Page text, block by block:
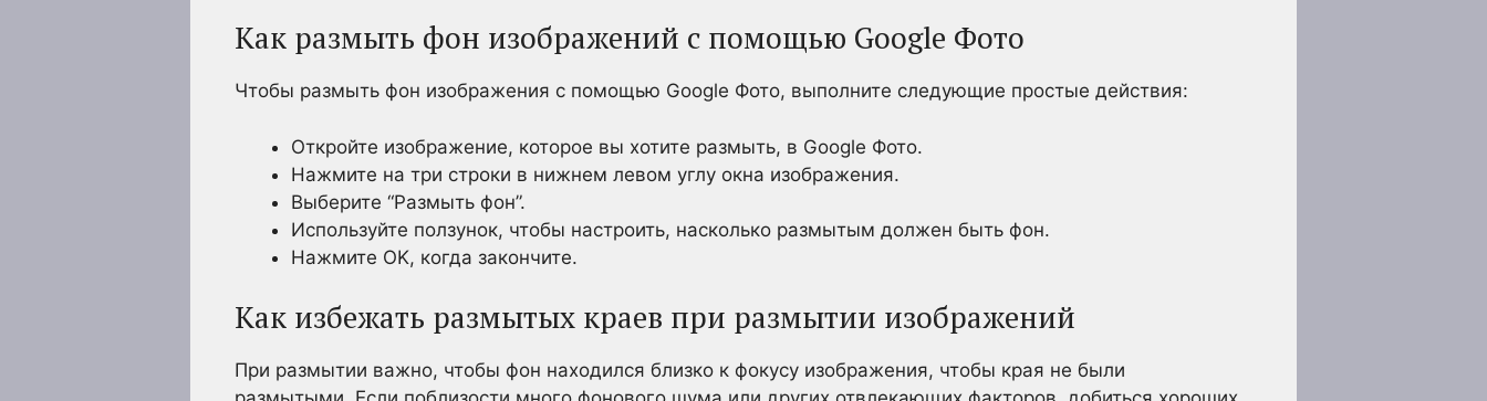
Как размыть фон изображений с помощью Google Фото
Чтобы размыть фон изображения с помощью Google Фото, выполните следующие простые действия:
Откройте изображение, которое вы хотите размыть, в Google Фото.
Нажмите на три строки в нижнем левом углу окна изображения.
Выберите “Размыть фон”.
Используйте ползунок, чтобы настроить, насколько размытым должен быть фон.
Нажмите OK, когда закончите.
Как избежать размытых краев при размытии изображений
При размытии важно, чтобы фон находился близко к фокусу изображения, чтобы края не были